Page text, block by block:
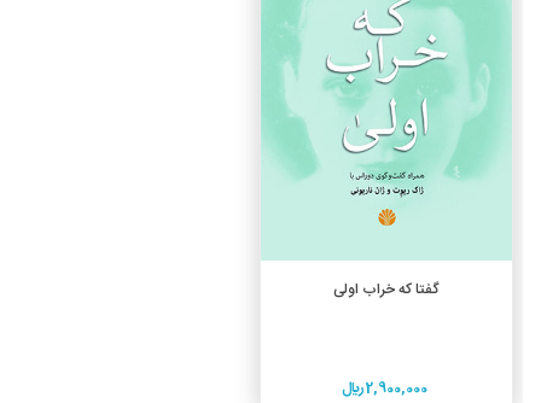
افزودن به سبد خرید
گفتا که خراب اولی
2,900,000 ريال